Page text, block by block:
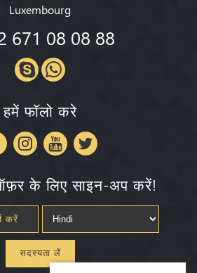
Luxembourg
671 08 08 88
हमें फॉलो करे
के लिए साइन-अप करें!
सदस्यता लें